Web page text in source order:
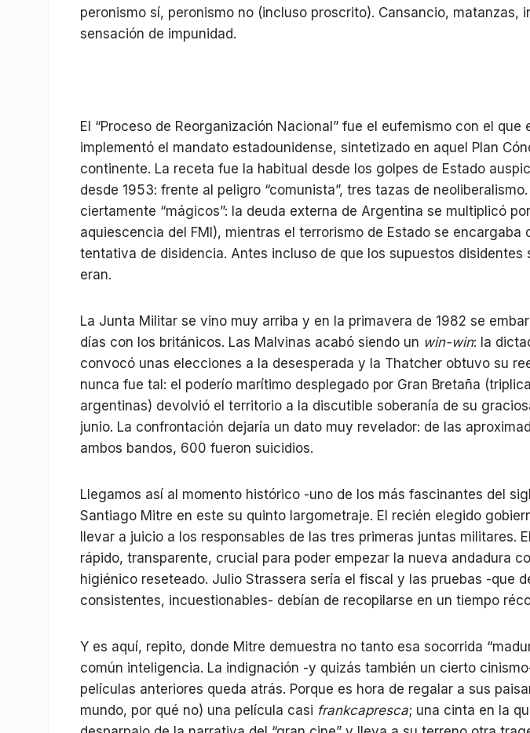
peronismo sí, peronismo no (incluso proscrito). Cansancio, matanzas,
sensación de impunidad.
El “Proceso de Reorganización Nacional” fue el eufemismo con el que
implementó el mandato estadounidense, sintetizado en aquel Plan
continente. La receta fue la habitual desde los golpes de Estado
desde 1953: frente al peligro “comunista”, tres tazas de
ciertamente “mágicos”: la deuda externa de Argentina se multiplicó
aquiescencia del FMI), mientras el terrorismo de Estado se encargaba
tentativa de disidencia. Antes incluso de que los supuestos disidentes
eran.
La Junta Militar se vino muy arriba y en la primavera de 1982 se
días con los británicos. Las Malvinas acabó siendo un win-win: la
convocó unas elecciones a la desesperada y la Thatcher obtuvo su
nunca fue tal: el poderío marítimo desplegado por Gran Bretaña
argentinas) devolvió el territorio a la discutible soberanía de su
junio. La confrontación dejaría un dato muy revelador: de las
ambos bandos, 600 fueron suicidios.
Llegamos así al momento histórico -uno de los más fascinantes del
Santiago Mitre en este su quinto largometraje. El recién elegido
llevar a juicio a los responsables de las tres primeras juntas militares.
rápido, transparente, crucial para poder empezar la nueva andadura
higiénico reseteado. Julio Strassera sería el fiscal y las pruebas -que
consistentes, incuestionables- debían de recopilarse en un tiempo
Y es aquí, repito, donde Mitre demuestra no tanto esa socorrida
común inteligencia. La indignación -y quizás también un cierto
películas anteriores queda atrás. Porque es hora de regalar a sus
mundo, por qué no) una película casi frankcapresca; una cinta en la